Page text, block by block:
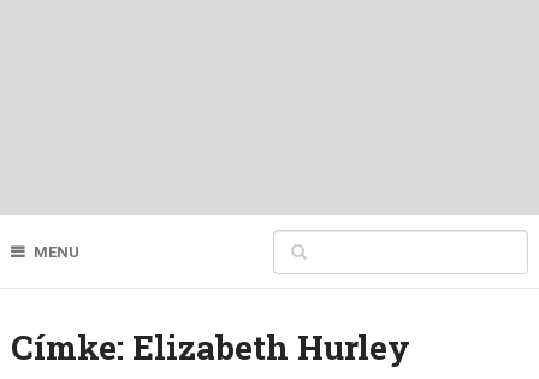
MENU
Címke: Elizabeth Hurley